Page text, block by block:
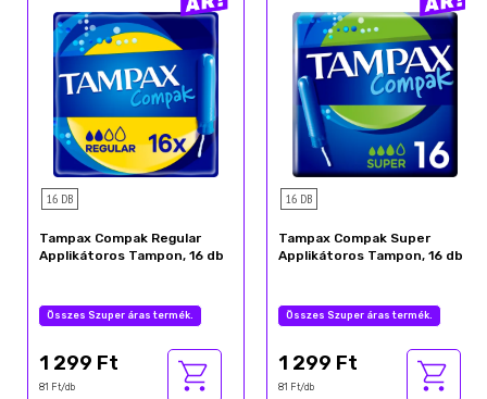
16 DB
Tampax Compak Regular
Applikátoros Tampon, 16 db
Összes Szuper áras termék.
1 299 Ft
81 Ft/db
16 DB
Tampax Compak Super
Applikátoros Tampon, 16 db
Összes Szuper áras termék.
1 299 Ft
81 Ft/db